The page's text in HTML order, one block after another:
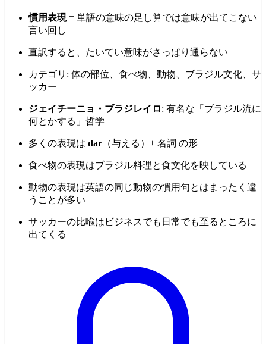
慣用表現= 単語の意味の足し算では意味が出てこない
言い回し
直訳すると、たいてい意味がさっぱり通らない
カテゴリ: 体の部位、食べ物、動物、ブラジル文化、サ
ッカー
ジェイチーニョ・ブラジレイロ: 有名な「ブラジル流に
何とかする」哲学
多くの表現は dar （与える）+ 名詞 の形
食べ物の表現はブラジル料理と食文化を映している
動物の表現は英語の同じ動物の慣用句とはまったく違
うことが多い
サッカーの比喩はビジネスでも日常でも至るところに
出てくる